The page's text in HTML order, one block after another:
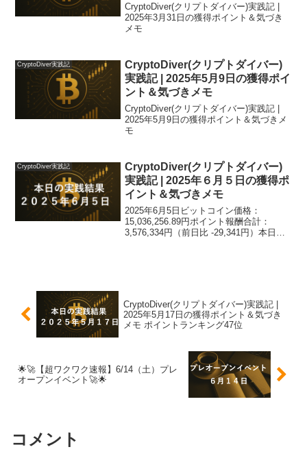
CryptoDiver(クリプトダイバー)実践記 |
2025年3月31日の獲得ポイント＆気づき
メモ
CryptoDiver実践記
CryptoDiver(クリプトダイバー)
実践記 | 2025年5月9日の獲得ポイ
ント＆気づきメモ
CryptoDiver(クリプトダイバー)実践記 |
2025年5月9日の獲得ポイント＆気づきメ
モ
CryptoDiver実践記
CryptoDiver(クリプトダイバー)
実践記 | 2025年６月５日の獲得ポ
イント＆気づきメモ
2025年6月5日ビットコイン価格：
15,036,256.89円ポイント報酬合計：
3,576,334円（前日比 -29,341円）本日ト
CryptoDiver(クリプトダイバー)実践記 |
2025年5月17日の獲得ポイント＆気づき
メモ ポイントランキング47位
🌟🚀【超ワクワク速報】6/14（土）プレ
オープンイベント🚀🌟
コメント